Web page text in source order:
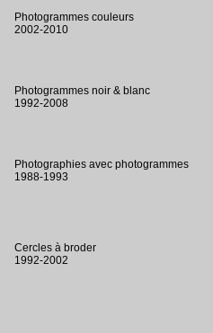
Photogrammes couleurs
2002-2010
Photogrammes noir & blanc
1992-2008
Photographies avec photogrammes
1988-1993
Cercles à broder
1992-2002